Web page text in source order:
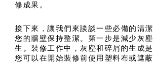
修成果。
接下來，讓我們來談談一些必備的清
您的牆壁保持整潔。第一步是減少灰
生。裝修工作中，灰塵和碎屑的生成是
您可以在開始裝修前使用塑料布或遮